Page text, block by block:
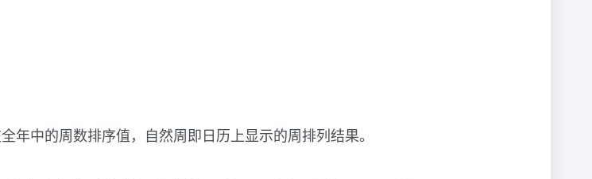
年中的周数排序值，自然周即日历上显示的周排列结果。